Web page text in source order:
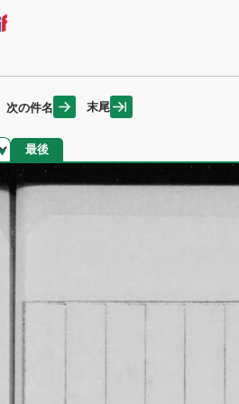
次の件名 末尾
最後